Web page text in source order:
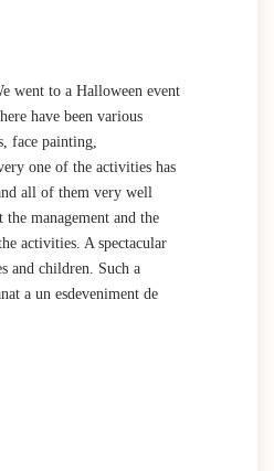
went to a Halloween event
have been various
face painting,
one of the activities has
all of them very well
management and the
activities. A spectacular
and children. Such a
a un esdeveniment de
Arts. Han hagut
manualitats, pintacares,
de la gestió i dels